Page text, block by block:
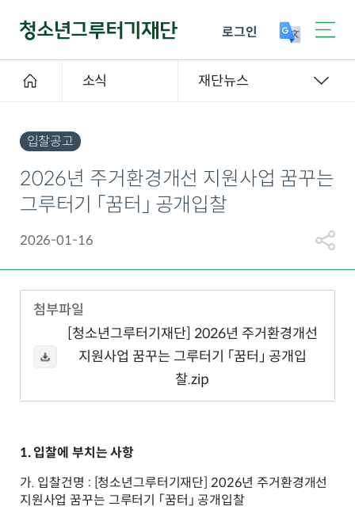
로그인
소식 재단뉴스
입찰공고
2026년 주거환경개선 지원사업 꿈꾸는
그루터기 「꿈터」 공개입찰
2026-01-16
첨부파일
[청소년그루터기재단] 2026년 주거환경개선
지원사업 꿈꾸는 그루터기 「꿈터」 공개입
찰.zip
1. 입찰에 부치는 사항
가. 입찰건명 : [청소년그루터기재단] 2026년 주거환경개선
지원사업 꿈꾸는 그루터기 「꿈터」 공개입찰